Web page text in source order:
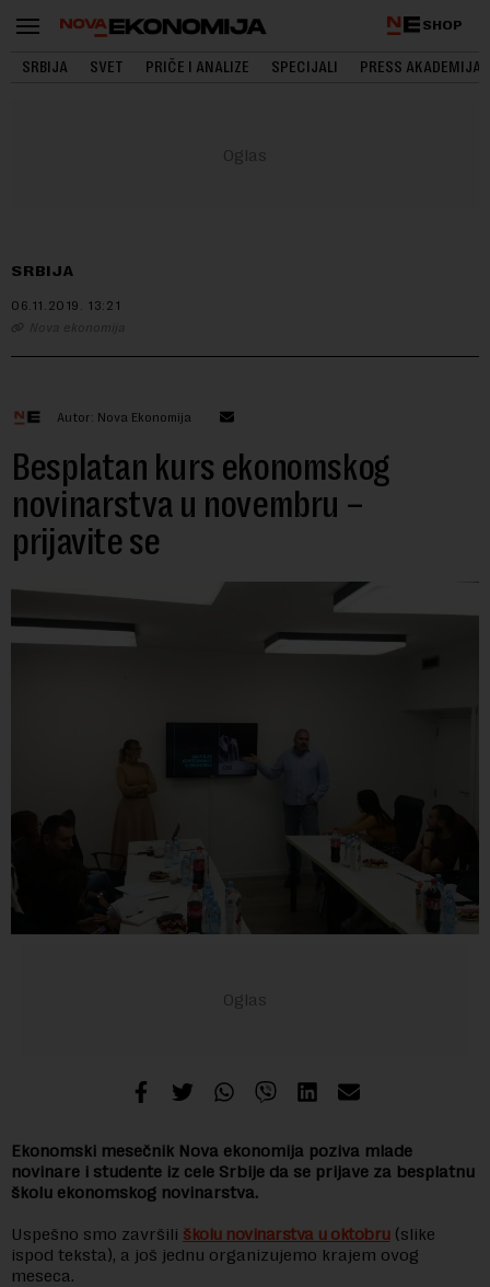
SHOP
SRBIJA SVET PRIČE I ANALIZE SPECIJALI PRESS AKADEMIJA
SRBIJA
06.11.2019. 13:21
Nova ekonomija
Autor: Nova Ekonomija
Besplatan kurs ekonomskog
novinarstva u novembru –
prijavite se
Ekonomski mesečnik Nova ekonomija poziva mlade
novinare i studente iz cele Srbije da se prijave za besplatnu
školu ekonomskog novinarstva.
Uspešno smo završili školu novinarstva u oktobru(slike
ispod teksta), a još jednu organizujemo krajem ovog
meseca.